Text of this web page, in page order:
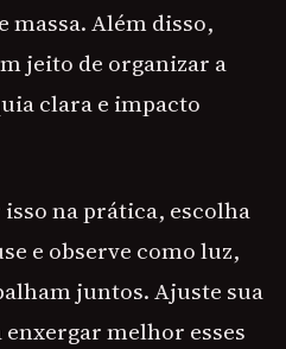
massa. Além disso,
jeito de organizar a
clara e impacto
na prática, escolha
e observe como luz,
juntos. Ajuste sua
melhor esses